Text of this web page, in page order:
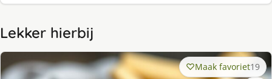
Lekker hierbij
Maak favoriet19